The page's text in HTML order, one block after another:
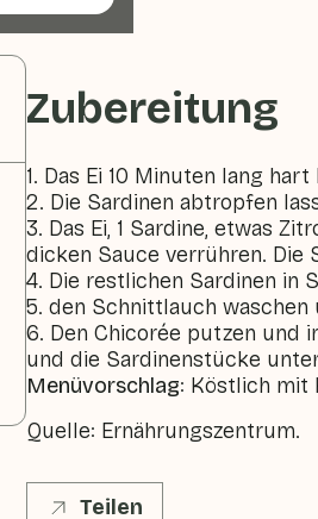
Zubereitung
1. Das Ei 10 Minuten lang
2. Die Sardinen abtropfen
3. Das Ei, 1 Sardine, etwas
dicken Sauce verrühren. Die
4. Die restlichen Sardinen in
5. den Schnittlauch
6. Den Chicorée putzen und
und die Sardinenstücke
Menüvorschlag: Köstlich mit
Quelle: Ernährungszentrum.
Teilen